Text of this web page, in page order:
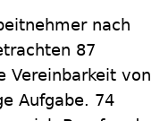
nach
87
Vereinbarkeit von
Aufgabe. 74